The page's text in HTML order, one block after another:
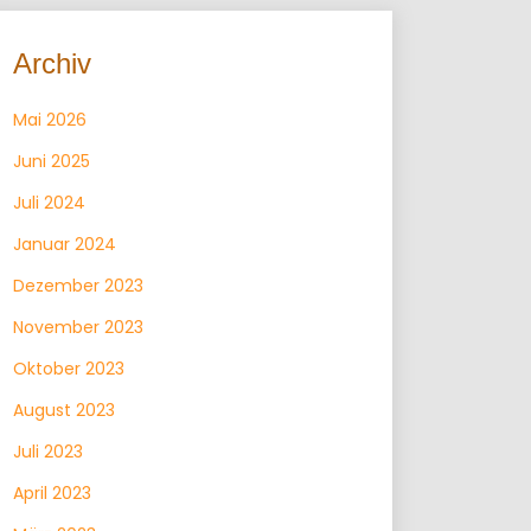
Archiv
Mai 2026
Juni 2025
Juli 2024
Januar 2024
Dezember 2023
November 2023
Oktober 2023
August 2023
Juli 2023
April 2023